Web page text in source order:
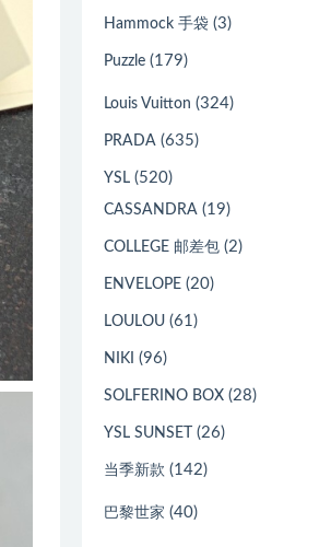
Hammock 手袋 (3)
Puzzle (179)
Louis Vuitton (324)
PRADA (635)
YSL (520)
CASSANDRA (19)
COLLEGE 邮差包 (2)
ENVELOPE (20)
LOULOU (61)
NIKI (96)
SOLFERINO BOX (28)
YSL SUNSET (26)
当季新款 (142)
巴黎世家 (40)